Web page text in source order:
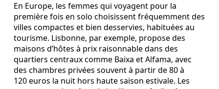
En Europe, les femmes qui voyagent pour la
première fois en solo choisissent fréquemment des
villes compactes et bien desservies, habituées au
tourisme. Lisbonne, par exemple, propose des
maisons d’hôtes à prix raisonnable dans des
quartiers centraux comme Baixa et Alfama, avec
des chambres privées souvent à partir de 80 à
120 euros la nuit hors haute saison estivale. Les